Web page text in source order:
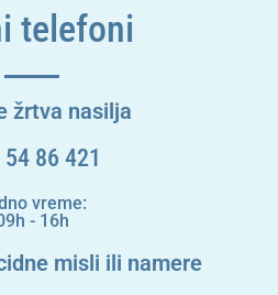
telefoni
žrtva nasilja
86 421
vreme:
- 16h
misli ili namere